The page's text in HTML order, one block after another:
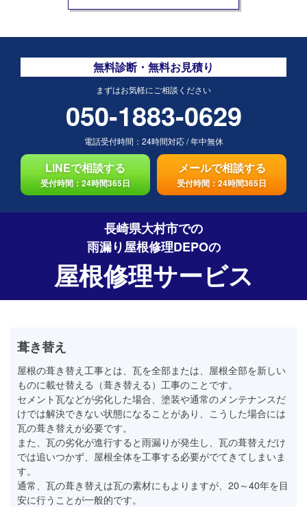
無料診断・無料お見積り
まずはお気軽にご相談ください
050-1883-0629
電話受付時間： 24時間対応/年中無休
LINEで相談する
受付時間：24時間365日
メールで相談する
受付時間：24時間365日
長崎県大村市での
雨漏り屋根修理DEPOの
屋根修理サービス
葺き替え
屋根の葺き替え工事とは、瓦を全部または、屋根全部を新しい
ものに載せ替える（葺き替える）工事のことです。
セメント瓦などが劣化した場合、塗装や通常のメンテナンスだ
けでは解決できない状態になることがあり、こうした場合には
瓦の葺き替えが必要です。
また、瓦の劣化が進行すると雨漏りが発生し、瓦の葺替えだけ
では追いつかず、屋根全体を工事する必要がでてきてしまいま
す。
通常、瓦の葺き替えは瓦の素材にもよりますが、20～40年を目
安に行うことが一般的です。